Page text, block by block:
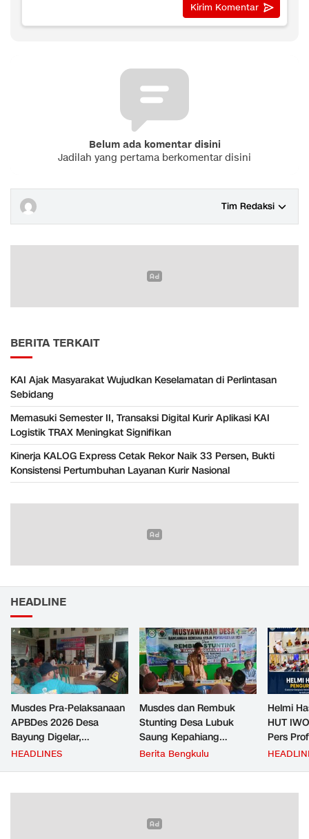
Belum ada komentar disini
Jadilah yang pertama berkomentar disini
Tim Redaksi
BERITA TERKAIT
KAI Ajak Masyarakat Wujudkan Keselamatan di Perlintasan
Sebidang
Memasuki Semester II, Transaksi Digital Kurir Aplikasi KAI
Logistik TRAX Meningkat Signifikan
Kinerja KALOG Express Cetak Rekor Naik 33 Persen, Bukti
Konsistensi Pertumbuhan Layanan Kurir Nasional
HEADLINE
Musdes Pra-Pelaksanaan
APBDes 2026 Desa
Bayung Digelar,
Pemerintah Desa
HEADLINES
Musdes dan Rembuk
Stunting Desa Lubuk
Saung Kepahiang
Tetapkan Prioritas RKP
Penurunan Stunting
Berita Bengkulu
Helmi
HUT
Pers